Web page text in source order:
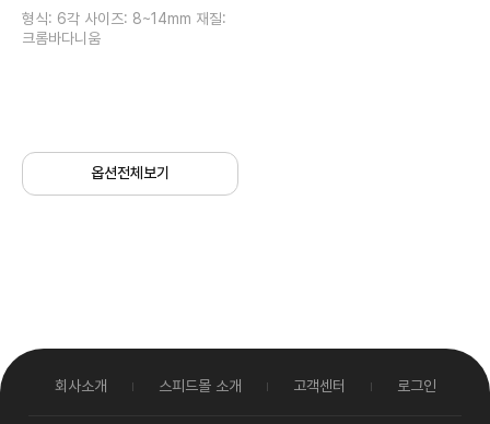
형식: 6각 사이즈: 8~14mm 재질:
크롬바다니움
옵션전체보기
회사소개 스피드몰 소개 고객센터 로그인